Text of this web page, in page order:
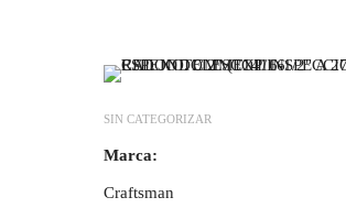
SIN CATEGORIZAR
Marca:
Craftsman